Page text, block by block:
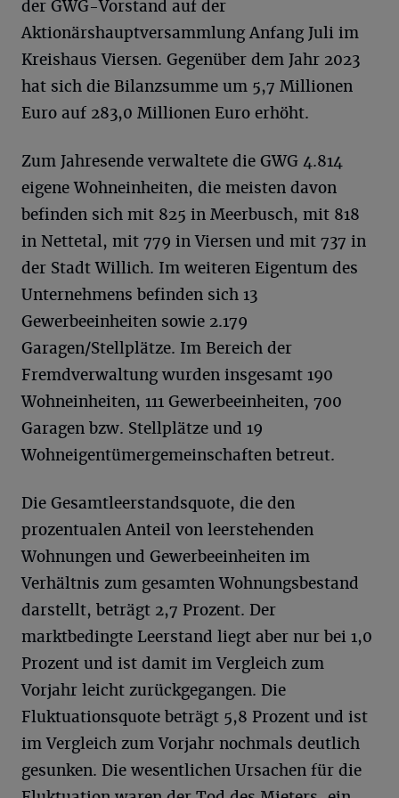
der GWG-Vorstand auf der
Aktionärshauptversammlung Anfang Juli im
Kreishaus Viersen. Gegenüber dem Jahr 2023
hat sich die Bilanzsumme um 5,7 Millionen
Euro auf 283,0 Millionen Euro erhöht.
Zum Jahresende verwaltete die GWG 4.814
eigene Wohneinheiten, die meisten davon
befinden sich mit 825 in Meerbusch, mit 818
in Nettetal, mit 779 in Viersen und mit 737 in
der Stadt Willich. Im weiteren Eigentum des
Unternehmens befinden sich 13
Gewerbeeinheiten sowie 2.179
Garagen/Stellplätze. Im Bereich der
Fremdverwaltung wurden insgesamt 190
Wohneinheiten, 111 Gewerbeeinheiten, 700
Garagen bzw. Stellplätze und 19
Wohneigentümergemeinschaften betreut.
Die Gesamtleerstandsquote, die den
prozentualen Anteil von leerstehenden
Wohnungen und Gewerbeeinheiten im
Verhältnis zum gesamten Wohnungsbestand
darstellt, beträgt 2,7 Prozent. Der
marktbedingte Leerstand liegt aber nur bei 1,0
Prozent und ist damit im Vergleich zum
Vorjahr leicht zurückgegangen. Die
Fluktuationsquote beträgt 5,8 Prozent und ist
im Vergleich zum Vorjahr nochmals deutlich
gesunken. Die wesentlichen Ursachen für die